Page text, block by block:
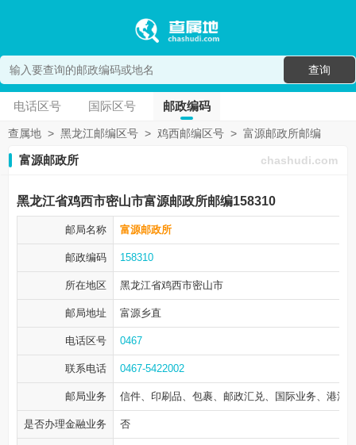
查询
电话区号 国际区号 邮政编码
查属地 > 黑龙江邮编区号 > 鸡西邮编区号 > 富源邮政所邮编
富源邮政所 chashudi.com
黑龙江省鸡西市密山市富源邮政所邮编158310
邮局名称 富源邮政所
邮政编码 158310
所在地区 黑龙江省鸡西市密山市
邮局地址 富源乡直
电话区号 0467
联系电话 0467-5422002
邮局业务 信件、印刷品、包裹、邮政汇兑、国际业务、港澳
是否办理金融业务 否